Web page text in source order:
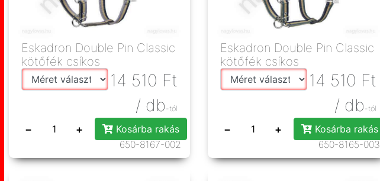
Eskadron Double Pin Classic
kötőfék csíkos
14 510 Ft
/ db -tól
− +
Kosárba rakás
650-8167-002
Eskadron Double Pin Classic
kötőfék csíkos
14 510 Ft
/ db -tól
− +
Kosárba rakás
650-8165-003